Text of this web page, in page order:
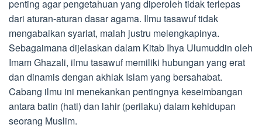
penting agar pengetahuan yang diperoleh tidak terlepas
dari aturan-aturan dasar agama. Ilmu tasawuf tidak
mengabaikan syariat, malah justru melengkapinya.
Sebagaimana dijelaskan dalam Kitab Ihya Ulumuddin oleh
Imam Ghazali, ilmu tasawuf memiliki hubungan yang erat
dan dinamis dengan akhlak Islam yang bersahabat.
Cabang ilmu ini menekankan pentingnya keseimbangan
antara batin (hati) dan lahir (perilaku) dalam kehidupan
seorang Muslim.